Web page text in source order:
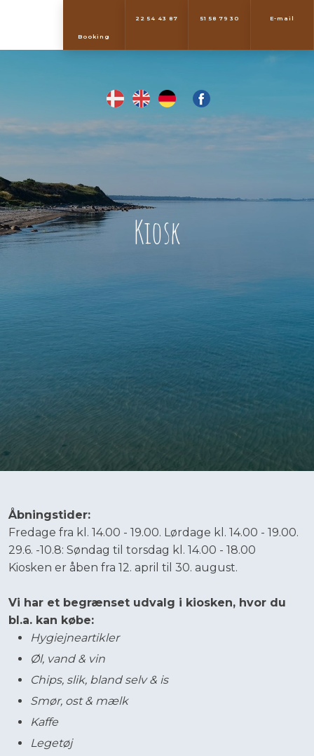
​Booking
22 54 43 87 51 58 79 30 E-mail
Kiosk
​​Åbningstider:
Fredage fra kl. 14.00 - 19.00. Lørdage kl. 14.00 - 19.00.
​29.6. -10.8: Søndag til torsdag kl. 14.00 - 18.00
​Kiosken er åben fra 12. april til 30. august.​
Vi har et begrænset udvalg i kiosken, hvor du
bl.a. kan købe:
Hygiejneartikler
Øl, vand & vin
Chips, slik, bland selv & is
Smør, ost & mælk
Kaffe
Legetøj